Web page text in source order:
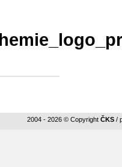
2004 - 2026 © Copyright ČKS /